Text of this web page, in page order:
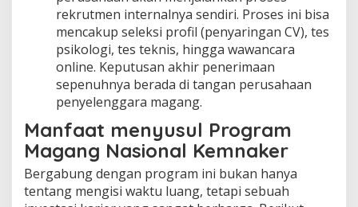
rekrutmen internalnya sendiri. Proses ini bisa
mencakup seleksi profil (penyaringan CV), tes
psikologi, tes teknis, hingga wawancara
online. Keputusan akhir penerimaan
sepenuhnya berada di tangan perusahaan
penyelenggara magang.
Manfaat menyusul Program
Magang Nasional Kemnaker
Bergabung dengan program ini bukan hanya
tentang mengisi waktu luang, tetapi sebuah